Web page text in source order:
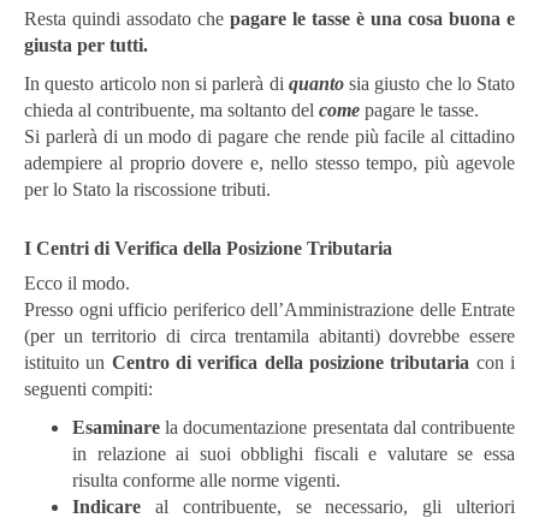
Resta quindi assodato che pagare le tasse è una cosa buona e
giusta per tutti.
In questo articolo non si parlerà di quanto sia giusto che lo Stato
chieda al contribuente, ma soltanto del come pagare le tasse.
Si parlerà di un modo di pagare che rende più facile al cittadino
adempiere al proprio dovere e, nello stesso tempo, più agevole
per lo Stato la riscossione tributi.
I Centri di Verifica della Posizione Tributaria
Ecco il modo.
Presso ogni ufficio periferico dell’Amministrazione delle Entrate
(per un territorio di circa trentamila abitanti) dovrebbe essere
istituito un Centro di verifica della posizione tributaria con i
seguenti compiti:
Esaminare la documentazione presentata dal contribuente
in relazione ai suoi obblighi fiscali e valutare se essa
risulta conforme alle norme vigenti.
Indicare al contribuente, se necessario, gli ulteriori